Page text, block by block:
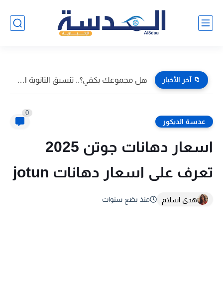
📁 آخر الأخبار أسعار دهانات GLC Paints 2026 في مصر: دليل التكلفة الحقيقية...
عدسة الديكور
0
اسعار دهانات جوتن 2025
تعرف على اسعار دهانات jotun
هدى اسلام منذ بضع سنوات